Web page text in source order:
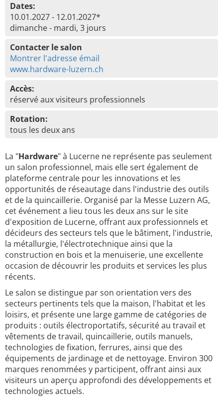
Dates:
10.01.2027 - 12.01.2027*
dimanche - mardi, 3 jours
Contacter le salon
Montrer l'adresse émail
www.hardware-luzern.ch
Accès:
réservé aux visiteurs professionnels
Rotation:
tous les deux ans
La "Hardware" à Lucerne ne représente pas seulement
un salon professionnel, mais elle sert également de
plateforme centrale pour les innovations et les
opportunités de réseautage dans l'industrie des outils
et de la quincaillerie. Organisé par la Messe Luzern AG,
cet événement a lieu tous les deux ans sur le site
d'exposition de Lucerne, offrant aux professionnels et
décideurs des secteurs tels que le bâtiment, l'industrie,
la métallurgie, l'électrotechnique ainsi que la
construction en bois et la menuiserie, une excellente
occasion de découvrir les produits et services les plus
récents.
Le salon se distingue par son orientation vers des
secteurs pertinents tels que la maison, l'habitat et les
loisirs, et présente une large gamme de catégories de
produits : outils électroportatifs, sécurité au travail et
vêtements de travail, quincaillerie, outils manuels,
technologies de fixation, ferrures, ainsi que des
équipements de jardinage et de nettoyage. Environ 300
marques renommées y participent, offrant ainsi aux
visiteurs un aperçu approfondi des développements et
technologies actuels.